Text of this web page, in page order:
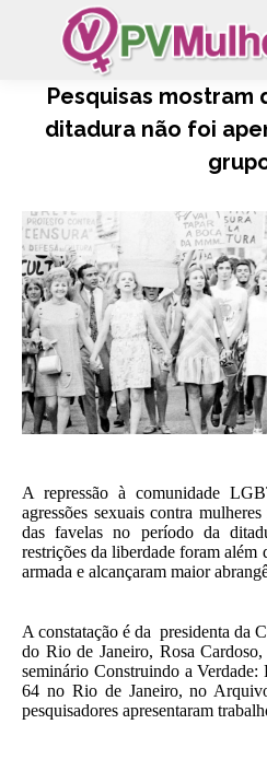
Pesquisas mostram
ditadura não foi
A repressão à comunidade
agressões sexuais contra
das favelas no período da
restrições da liberdade foram
armada e alcançaram maior
A constatação é da presidenta da
do Rio de Janeiro, Rosa
seminário Construindo a Verdade:
64 no Rio de Janeiro, no
pesquisadores apresentaram